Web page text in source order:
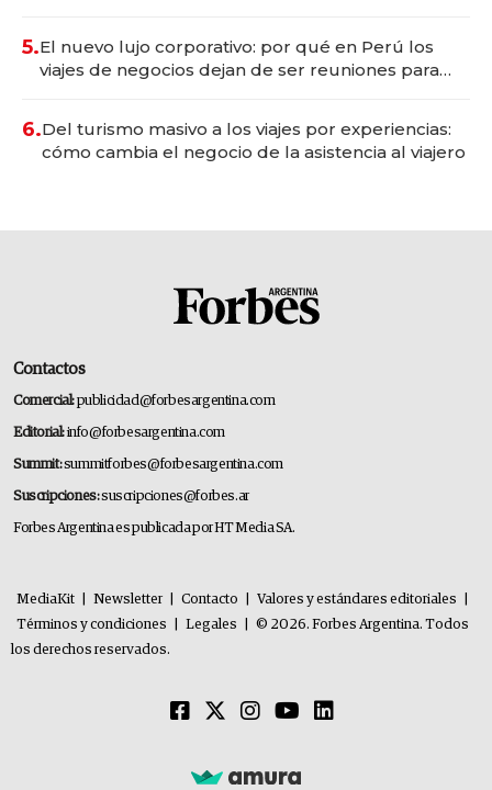
5.El nuevo lujo corporativo: por qué en Perú los
viajes de negocios dejan de ser reuniones para
6.Del turismo masivo a los viajes por experiencias:
cómo cambia el negocio de la asistencia al viajero
Contactos
Comercial:publicidad@forbesargentina.com
Editorial:info@forbesargentina.com
Summit:summitforbes@forbesargentina.com
Suscripciones:suscripciones@forbes.ar
Forbes Argentina es publicada por HT Media SA.
MediaKit Newsletter Contacto Valores y estándares editoriales
Términos y condiciones
Legales
© 2026. Forbes Argentina. Todos
los derechos reservados.